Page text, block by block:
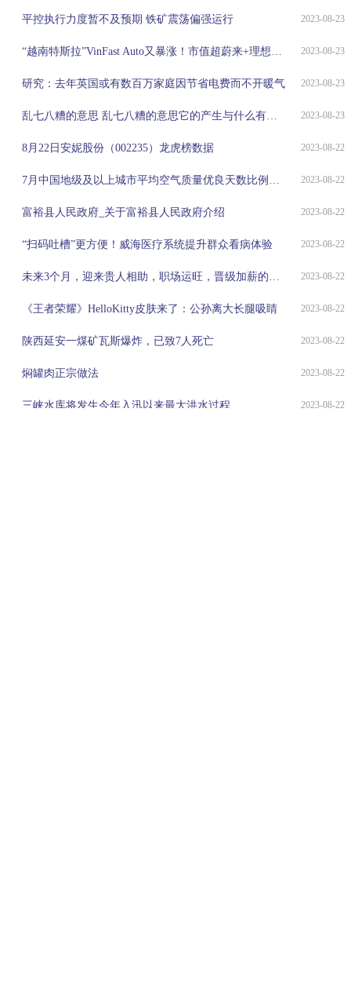
2023-08-23
平控执行力度暂不及预期 铁矿震荡偏强运行
2023-08-23
“越南特斯拉”VinFast Auto又暴涨！市值超蔚来+理想+小鹏，仅次于特斯拉
2023-08-23
研究：去年英国或有数百万家庭因节省电费而不开暖气
2023-08-23
乱七八糟的意思 乱七八糟的意思它的产生与什么有关）
2023-08-22
8月22日安妮股份（002235）龙虎榜数据
2023-08-22
7月中国地级及以上城市平均空气质量优良天数比例为87.6%
2023-08-22
富裕县人民政府_关于富裕县人民政府介绍
2023-08-22
“扫码吐槽”更方便！威海医疗系统提升群众看病体验
2023-08-22
未来3个月，迎来贵人相助，职场运旺，晋级加薪的五个星座
2023-08-22
《王者荣耀》HelloKitty皮肤来了：公孙离大长腿吸睛
2023-08-22
陕西延安一煤矿瓦斯爆炸，已致7人死亡
2023-08-22
焖罐肉正宗做法
2023-08-22
三峡水库将发生今年入汛以来最大洪水过程